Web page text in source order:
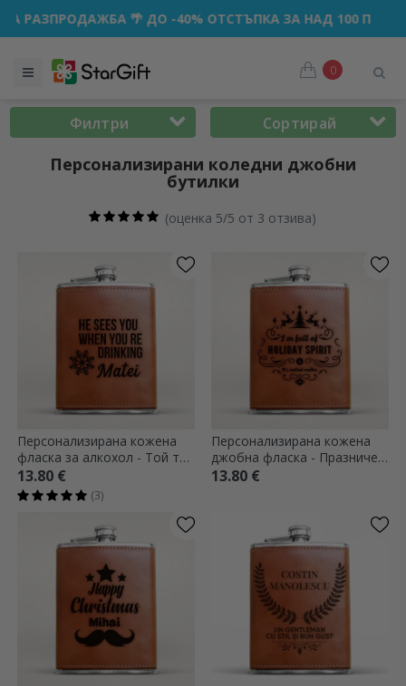
🌴 ДО -40% ОТСТЪПКА ЗА НАД 100
0
Филтри Сортирай
Персонализирани коледни джобни
бутилки
(оценка 5/5 от 3 отзива)
Персонализирана кожена
фласка за алкохол - Той те
вижда, когато пиеш
13.80 €
(3)
Персонализирана кожена
джобна фласка - Празничен
дух
13.80 €